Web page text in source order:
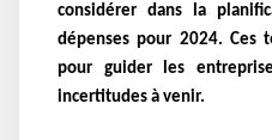
considérer dans la
dépenses pour 2024. Ces
pour guider les
incertitudes à venir.